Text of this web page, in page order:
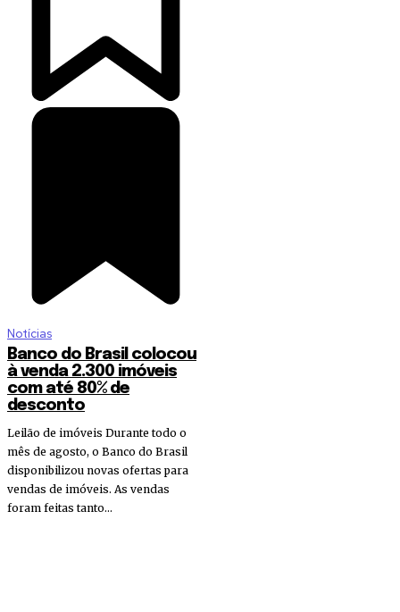
Notícias
Banco do Brasil colocou
à venda 2.300 imóveis
com até 80% de
desconto
Leilão de imóveis Durante todo o
mês de agosto, o Banco do Brasil
disponibilizou novas ofertas para
vendas de imóveis. As vendas
foram feitas tanto...